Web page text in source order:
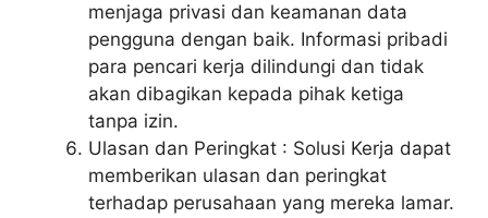
menjaga privasi dan keamanan data
pengguna dengan baik. Informasi pribadi
para pencari kerja dilindungi dan tidak
akan dibagikan kepada pihak ketiga
tanpa izin.
Ulasan dan Peringkat : Solusi Kerja dapat
memberikan ulasan dan peringkat
terhadap perusahaan yang mereka lamar.